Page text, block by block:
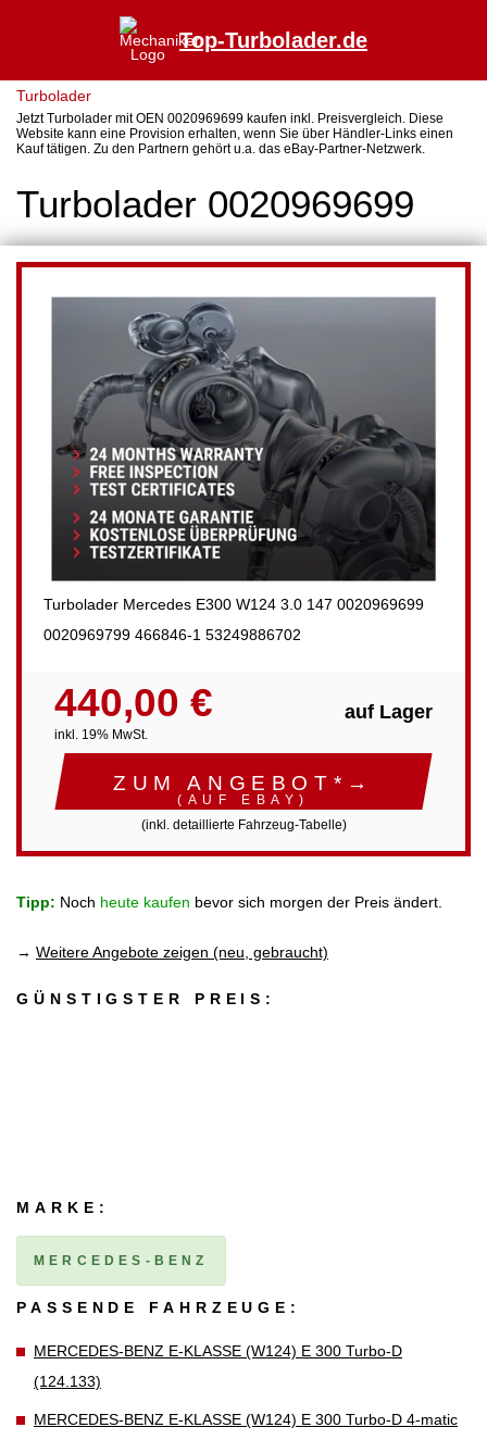
Top-Turbolader.de
Turbolader
Jetzt Turbolader mit OEN 0020969699 kaufen inkl. Preisvergleich. Diese
Website kann eine Provision erhalten, wenn Sie über Händler-Links einen
Kauf tätigen. Zu den Partnern gehört u.a. das eBay-Partner-Netzwerk.
Turbolader 0020969699
Turbolader Mercedes E300 W124 3.0 147 0020969699
0020969799 466846-1 53249886702
440,00 €
inkl. 19% MwSt.
auf Lager
ZUM ANGEBOT*→
(AUF EBAY)
(inkl. detaillierte Fahrzeug-Tabelle)
Tipp: Noch heute kaufen bevor sich morgen der Preis ändert.
→ Weitere Angebote zeigen (neu, gebraucht)
GÜNSTIGSTER PREIS:
MARKE:
MERCEDES-BENZ
PASSENDE FAHRZEUGE:
MERCEDES-BENZ E-KLASSE (W124) E 300 Turbo-D
(124.133)
MERCEDES-BENZ E-KLASSE (W124) E 300 Turbo-D 4-matic